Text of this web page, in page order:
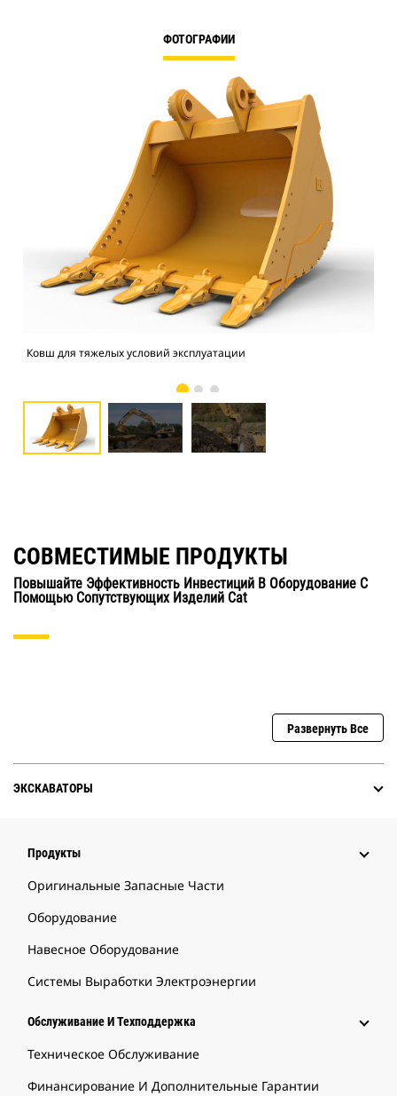
ФОТОГРАФИИ
Ковш для тяжелых условий эксплуатации
СОВМЕСТИМЫЕ ПРОДУКТЫ
Повышайте Эффективность Инвестиций В Оборудование С
Помощью Сопутствующих Изделий Cat
Развернуть Все
ЭКСКАВАТОРЫ
Продукты
Оригинальные Запасные Части
Оборудование
Навесное Оборудование
Системы Выработки Электроэнергии
Обслуживание И Техподдержка
Техническое Обслуживание
Финансирование И Дополнительные Гарантии